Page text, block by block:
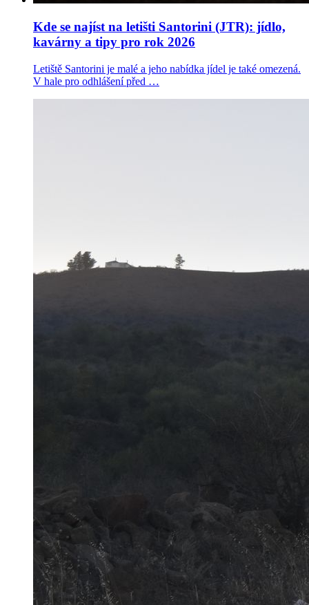
Kde se najíst na letišti Santorini (JTR): jídlo,
kavárny a tipy pro rok 2026
Letiště Santorini je malé a jeho nabídka jídel je také omezená.
V hale pro odhlášení před …